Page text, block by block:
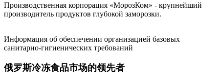
Производственная корпорация «МорозКом» - крупнейший
производитель продуктов глубокой заморозки.
Информация об обеспечении организацией базовых
санитарно-гигиенических требований
俄罗斯冷冻食品市场的领先者